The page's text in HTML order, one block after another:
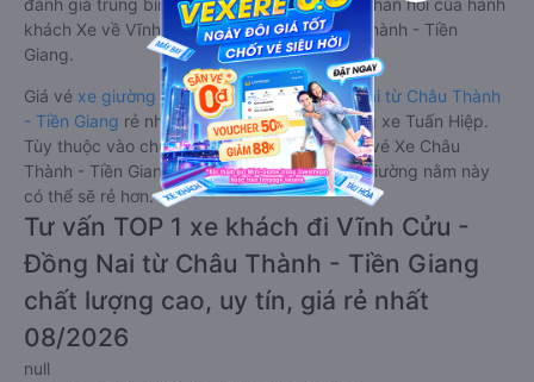
đánh giá trung bình từ 4.1/5 dựa trên 1657 phản hồi của hành
khách Xe về Vĩnh Cửu - Đồng Nai từ Châu Thành - Tiền
Giang.
Giá vé xe giường nằm đi Vĩnh Cửu - Đồng Nai từ Châu Thành
- Tiền Giang rẻ nhất là 270000VND của hãng xe Tuấn Hiệp.
Tùy thuộc vào chương trình khuyến mãi, giá vé Xe Châu
Thành - Tiền Giang đi Vĩnh Cửu - Đồng Nai giường nằm này
có thể sẽ rẻ hơn.
Tư vấn TOP 1 xe khách đi Vĩnh Cửu -
Đồng Nai từ Châu Thành - Tiền Giang
chất lượng cao, uy tín, giá rẻ nhất
08/2026
null